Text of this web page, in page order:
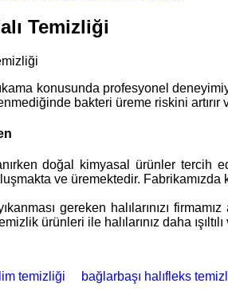
Temizliği
konusunda profesyonel
bakteri üreme riskini
doğal kimyasal ürünler
ve üremektedir. Fabrikamızda
gereken halılarınızı
ürünleri ile halılarınız daha
temizliği bağlarbaşı halıfleks